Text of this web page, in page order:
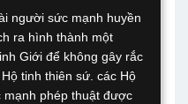
người sức mạnh huyền
ra hình thành một
Giới để không gây rắc
tinh thiên sứ. các Hộ
phép thuật được